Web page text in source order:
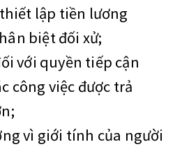
lập tiền lương
biệt đối xử;
với quyền tiếp cận
công việc được trả
vì giới tính của người